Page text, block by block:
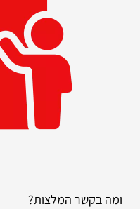
ומה בקשר המלצות?